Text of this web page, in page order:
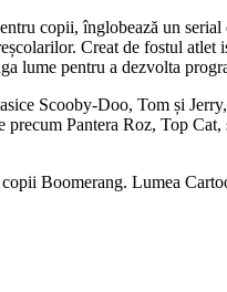
copii, înglobează un
Creat de fostul
lume pentru a dezvolta
Scooby-Doo, Tom și
Pantera Roz, Top
Boomerang. Lumea